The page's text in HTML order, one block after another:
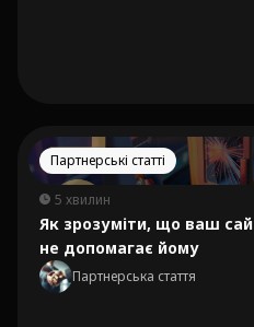
Партнерські статті
5 хвилин
Як зрозуміти, що ваш
не допомагає йому
Партнерська стаття